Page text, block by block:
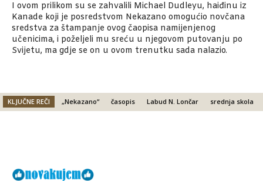
I ovom prilikom su se zahvalili Michael Dudleyu, haiđinu iz
Kanade koji je posredstvom Nekazano omogućio novčana
sredstva za štampanje ovog čaopisa namijenjenog
učenicima, i poželjeli mu sreću u njegovom putovanju po
Svijetu, ma gdje se on u ovom trenutku sada nalazio.
KLJUČNE REČI „Nekazano“ časopis Labud N. Lončar srednja skola